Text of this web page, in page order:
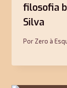
filosofia
Silva
Por Zero à